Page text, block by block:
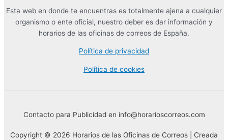
Esta web en donde te encuentras es totalmente ajena a cualquier
organismo o ente oficial, nuestro deber es dar información y
horarios de las oficinas de correos de España.
Política de privacidad
Política de cookies
Contacto para Publicidad en info@horarioscorreos.com
Copyright © 2026 Horarios de las Oficinas de Correos | Creada